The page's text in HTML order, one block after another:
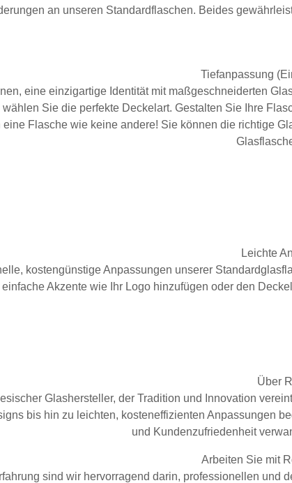
an unseren Standardflaschen. Beides
Tiefanpassung
eine einzigartige Identität mit maßgeschneiderten
Sie die perfekte Deckelart. Gestalten Sie Ihre
Flasche wie keine andere! Sie können die richtige
Leichte
kostengünstige Anpassungen unserer
Akzente wie Ihr Logo hinzufügen oder den
Über
Glashersteller, der Tradition und Innovation
bis hin zu leichten, kosteneffizienten Anpassungen
und Kundenzufriedenheit
Arbeiten Sie mit
sind wir hervorragend darin, professionellen